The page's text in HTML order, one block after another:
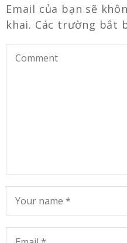
Email của bạn sẽ
khai. Các trường bắt